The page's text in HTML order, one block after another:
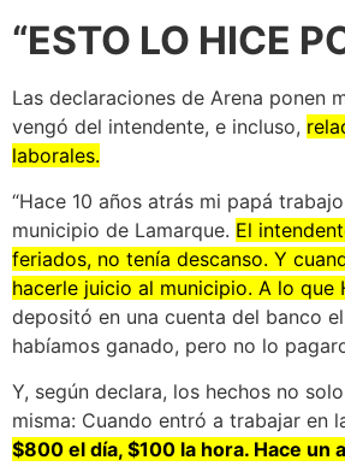
“ESTO LO HICE
Las declaraciones de Arena ponen
vengó del intendente, e incluso,
laborales.
“Hace 10 años atrás mi papá
municipio de Lamarque. El
feriados, no tenía descanso. Y
hacerle juicio al municipio. A lo
depositó en una cuenta del banco
habíamos ganado, pero no lo
Y, según declara, los hechos no
misma: Cuando entró a trabajar en
$800 el día, $100 la hora. Hace un